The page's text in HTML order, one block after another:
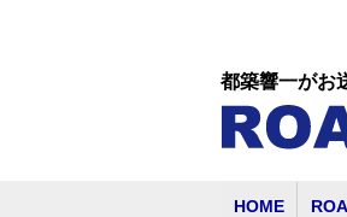
都築響一がお
HOME